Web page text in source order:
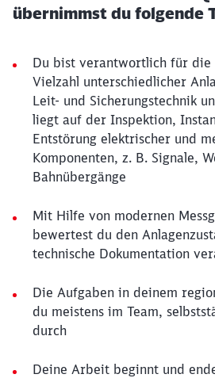
übernimmst du folgende
Du bist verantwortlich für die
Vielzahl unterschiedlicher
Leit- und Sicherungstechnik
liegt auf der Inspektion,
Entstörung elektrischer und
Komponenten, z. B. Signale,
Bahnübergänge
Mit Hilfe von modernen
bewertest du den
technische Dokumentation
Die Aufgaben in deinem
du meistens im Team,
durch
Deine Arbeit beginnt und